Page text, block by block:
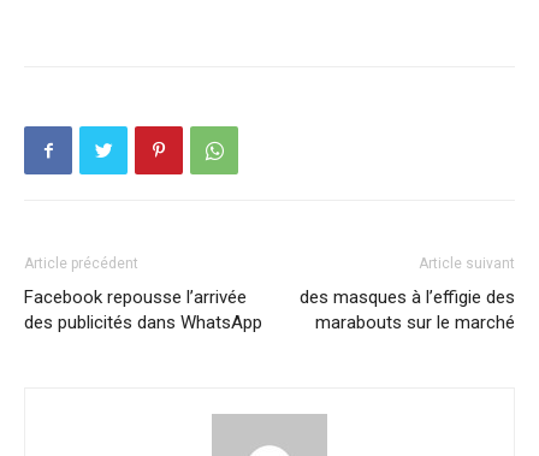
Article précédent
Facebook repousse l’arrivée
des publicités dans WhatsApp
Article suivant
des masques à l’effigie des
marabouts sur le marché